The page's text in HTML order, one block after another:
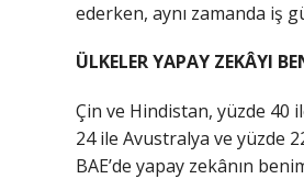
ederken, aynı zamanda iş
ÜLKELER YAPAY ZEKÂYI
Çin ve Hindistan, yüzde 40
24 ile Avustralya ve yüzde
BAE’de yapay zekânın